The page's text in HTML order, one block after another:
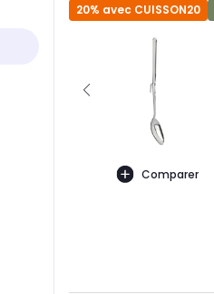
20% avec CUISSON20
Comparer